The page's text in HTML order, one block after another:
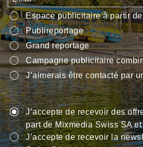
Espace publicitaire à partir de
Publireportage
Grand reportage
Campagne publicitaire
J’aimerais être contacté par
J’accepte de recevoir des
part de Mixmedia Swiss SA
J’accepte de recevoir la